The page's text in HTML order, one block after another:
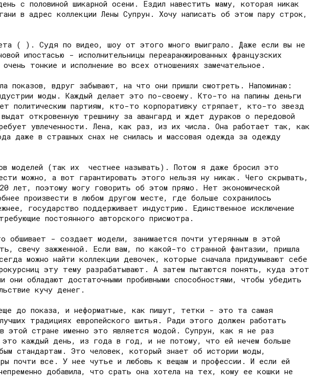
с половиной шикарной осени. Ездил навестить маму, которая никак
в адрес коллекции Лены Супрун. Хочу написать об этом пару строк,
( ). Судя по видео, шоу от этого много выиграло. Даже если вы не
ипостасью - исполнительницы переаранжированных французских
тонкие и исполнение во всех отношениях замечательное.
показов, вдруг забывают, на что они пришли смотреть. Напоминаю:
моды. Каждый делает это по-своему. Кто-то на папины деньги
политическим партиям, кто-то корпоративку стряпает, кто-то звезд
откровенную трешнину за авангард и ждет дураков о передовой
увлеченности. Лена, как раз, из их числа. Она работает так, как
даже в страшных снах не снилась и массовая одежда за одежду
моделей (так их честнее называть). Потом я даже бросил это
можно, а вот гарантировать этого нельзя ну никак. Чего скрывать,
лет, поэтому могу говорить об этом прямо. Нет экономической
произвести в любом другом месте, где больше сохранилось
государство поддерживает индустрию. Единственное исключение
постоянного авторского присмотра.
- создает модели, занимается почти утерянным в этой
свечу зажженной. Если вам, по какой-то странной фантазии, пришла
можно найти коллекции девочек, которые сначала придумывают себе
эту тему разрабатывают. А затем пытаются понять, куда этот
обладают достаточными пробивными способностями, чтобы убедить
кучу денег.
до показа, и неформатные, как пишут, тетки - это та самая
традициях европейского шитья. Ради этого должен работать
этой стране именно это является модой. Супрун, как я не раз
каждый день, из года в год, и не потому, что ей нечем больше
стандартам. Это человек, который знает об истории моды,
почти все. У нее чутье и любовь к вещам и профессии. И если ей
добавила, что срать она хотела на тех, кому ее кошки не